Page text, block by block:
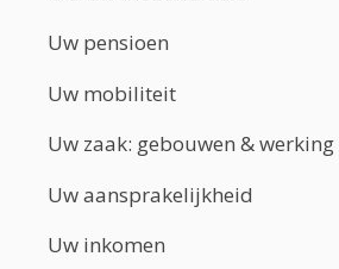
Uw pensioen
Uw mobiliteit
Uw zaak: gebouwen & werking
Uw aansprakelijkheid
Uw inkomen